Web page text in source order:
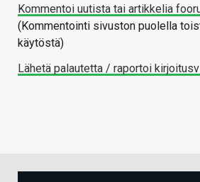
Kommentoi uutista tai artikkelia
(Kommentointi sivuston puolella
käytöstä)
Lähetä palautetta / raportoi